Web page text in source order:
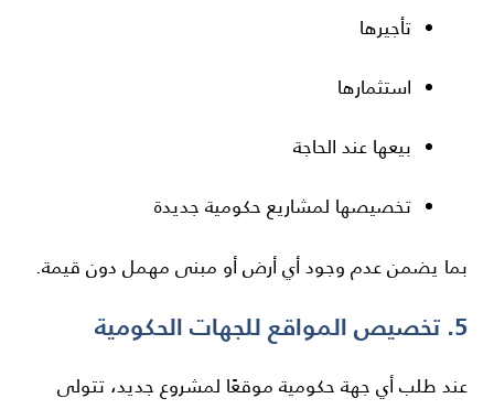
تأجيرها
استثمارها
بيعها عند الحاجة
تخصيصها لمشاريع حكومية جديدة
بما يضمن عدم وجود أي أرض أو مبنى مهمل دون قيمة.
5. تخصيص المواقع للجهات الحكومية
عند طلب أي جهة حكومية موقعًا لمشروع جديد، تتولى